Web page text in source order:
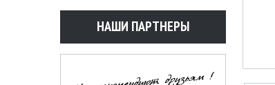
НАШИ ПАРТНЕРЫ